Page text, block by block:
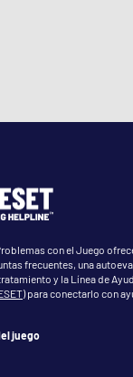
con el Juego
frecuentes, una
y la Línea de
) para conectarlo con
juego